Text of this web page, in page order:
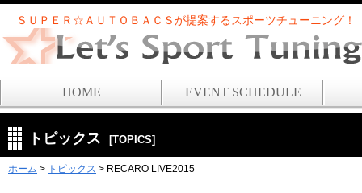
ＳＵＰＥＲ☆ＡＵＴＯＢＡＣＳが提案するスポーツチューニング！
HOME EVENT SCHEDULE
トピックス [TOPICS]
ホーム > トピックス > RECARO LIVE2015